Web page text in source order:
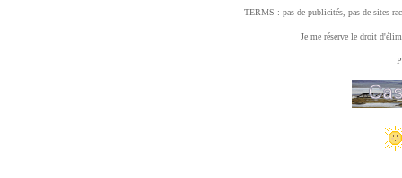
-TERMS : pas de publicités, pas de sites
Je me réserve le droit